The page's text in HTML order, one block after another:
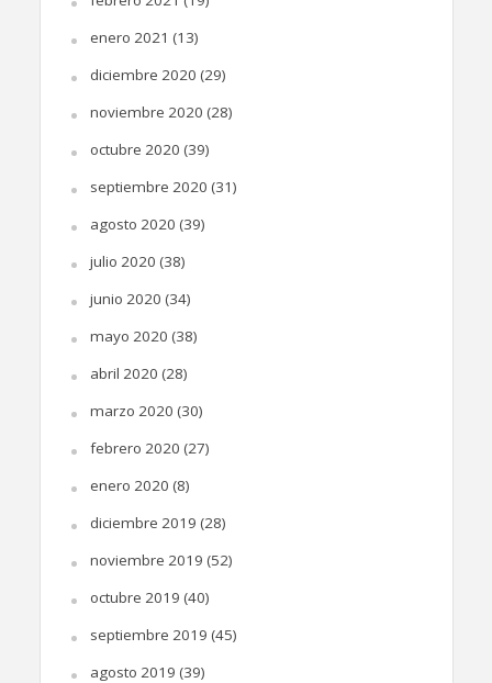
enero 2021 (13)
diciembre 2020 (29)
noviembre 2020 (28)
octubre 2020 (39)
septiembre 2020 (31)
agosto 2020 (39)
julio 2020 (38)
junio 2020 (34)
mayo 2020 (38)
abril 2020 (28)
marzo 2020 (30)
febrero 2020 (27)
enero 2020 (8)
diciembre 2019 (28)
noviembre 2019 (52)
octubre 2019 (40)
septiembre 2019 (45)
agosto 2019 (39)